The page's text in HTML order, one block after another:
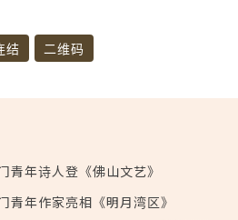
结 二维码
青年诗人登《佛山文艺》
青年作家亮相《明月湾区》